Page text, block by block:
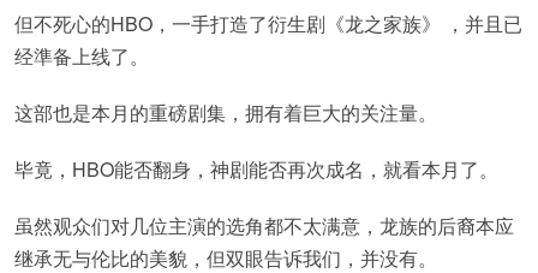
但不死心的HBO，一手打造了衍生剧《龙之家族》 ，并且已
经準备上线了。
这部也是本月的重磅剧集，拥有着巨大的关注量。
毕竟，HBO能否翻身，神剧能否再次成名，就看本月了。
虽然观众们对几位主演的选角都不太满意，龙族的后裔本应
继承无与伦比的美貌，但双眼告诉我们，并没有。